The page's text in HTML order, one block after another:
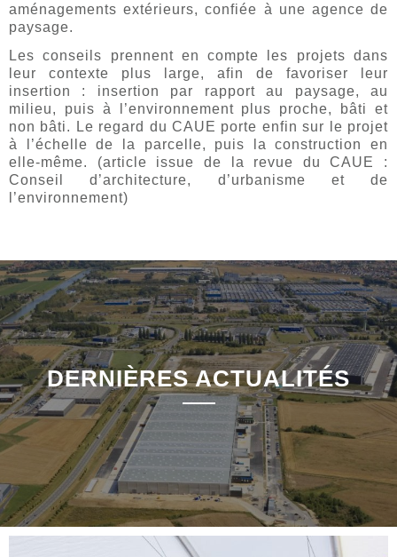
aménagements extérieurs, confiée à une agence de
paysage.
Les conseils prennent en compte les projets dans
leur contexte plus large, afin de favoriser leur
insertion : insertion par rapport au paysage, au
milieu, puis à l’environnement plus proche, bâti et
non bâti. Le regard du CAUE porte enfin sur le projet
à l’échelle de la parcelle, puis la construction en
elle-même. (article issue de la revue du CAUE :
Conseil d’architecture, d’urbanisme et de
l’environnement)
DERNIÈRES ACTUALITÉS